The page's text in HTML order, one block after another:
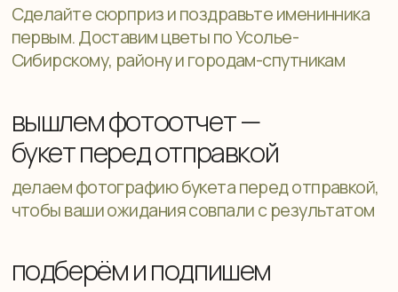
Напишите нашему менеджеру, и он подберёт
для вас подходящую цветочную композицию
Не нашли подходящий